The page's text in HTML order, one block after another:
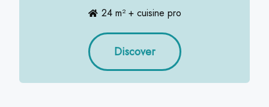
24 m² + cuisine pro
Discover